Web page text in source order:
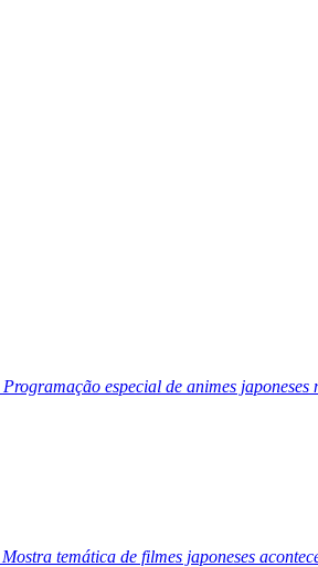
Programação especial de animes
Mostra temática de filmes japoneses